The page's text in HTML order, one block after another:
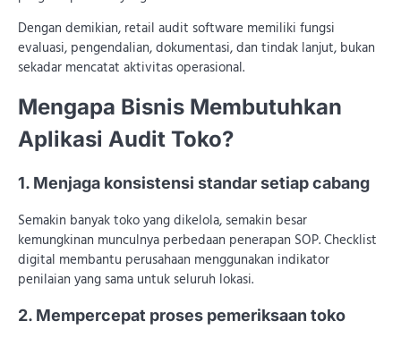
Dengan demikian, retail audit software memiliki fungsi
evaluasi, pengendalian, dokumentasi, dan tindak lanjut, bukan
sekadar mencatat aktivitas operasional.
Mengapa Bisnis Membutuhkan
Aplikasi Audit Toko?
1. Menjaga konsistensi standar setiap cabang
Semakin banyak toko yang dikelola, semakin besar
kemungkinan munculnya perbedaan penerapan SOP. Checklist
digital membantu perusahaan menggunakan indikator
penilaian yang sama untuk seluruh lokasi.
2. Mempercepat proses pemeriksaan toko